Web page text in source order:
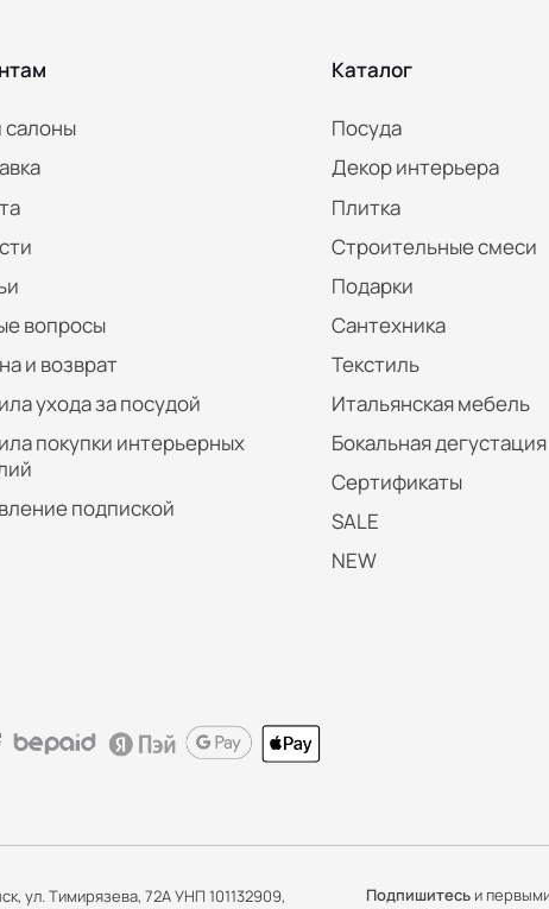
вопросы
и возврат
ухода за посудой
покупки интерьерных
подпиской
Каталог
Посуда
Декор интерьера
Плитка
Строительные смеси
Подарки
Сантехника
Текстиль
Итальянская мебель
Бокальная дегустация
Сертификаты
SALE
NEW
ул. Тимирязева, 72А УНП 101132909,
Подпишитесьи